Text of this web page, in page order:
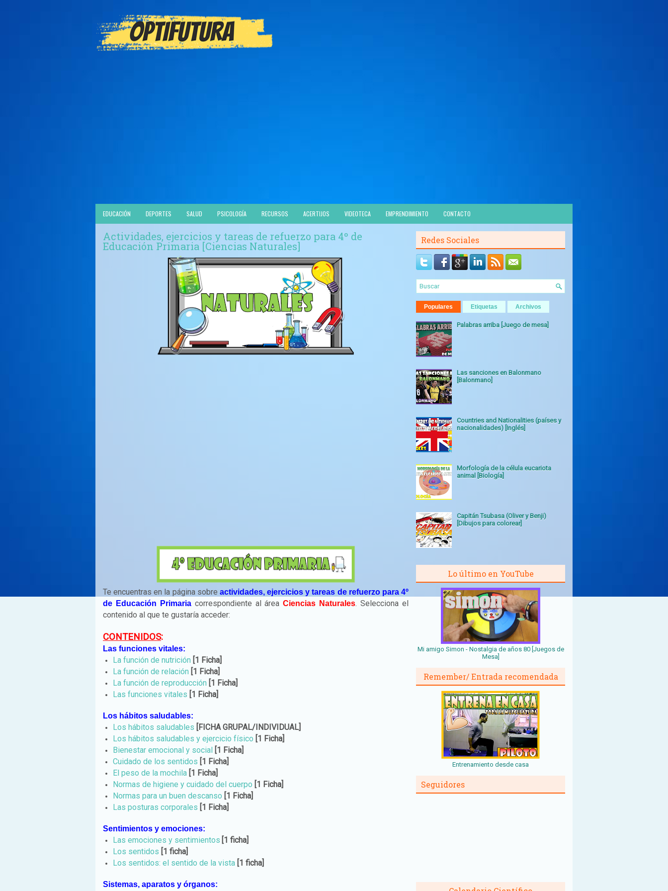
EDUCACIÓN DEPORTES SALUD PSICOLOGÍA RECURSOS ACERTIJOS VIDEOTECA EMPRENDIMIENTO CONTACTO
Actividades, ejercicios y tareas de refuerzo para 4º de
Educación Primaria [Ciencias Naturales]
Te encuentras en la página sobre actividades, ejercicios y tareas de refuerzo para 4º
de Educación Primaria correspondiente al área Ciencias Naturales. Selecciona el
contenido al que te gustaría acceder:
CONTENIDOS:
Las funciones vitales:
La función de nutrición [1 Ficha]
La función de relación [1 Ficha]
La función de reproducción [1 Ficha]
Las funciones vitales [1 Ficha]
Los hábitos saludables:
Los hábitos saludables [FICHA GRUPAL/INDIVIDUAL]
Los hábitos saludables y ejercicio físico [1 Ficha]
Bienestar emocional y social [1 Ficha]
Cuidado de los sentidos [1 Ficha]
El peso de la mochila [1 Ficha]
Normas de higiene y cuidado del cuerpo [1 Ficha]
Normas para un buen descanso [1 Ficha]
Las posturas corporales [1 Ficha]
Sentimientos y emociones:
Las emociones y sentimientos [1 ficha]
Los sentidos [1 ficha]
Los sentidos: el sentido de la vista [1 ficha]
Sistemas, aparatos y órganos:
Redes Sociales
Populares Etiquetas Archivos
Palabras arriba [Juego de mesa]
Las sanciones en Balonmano
[Balonmano]
Countries and Nationalities (países y
nacionalidades) [Inglés]
Morfología de la célula eucariota
animal [Biología]
Capitán Tsubasa (Oliver y Benji)
[Dibujos para colorear]
Lo último en YouTube
Mi amigo Simon - Nostalgia de años 80 [Juegos de
Mesa]
Remember/ Entrada recomendada
Entrenamiento desde casa
Seguidores